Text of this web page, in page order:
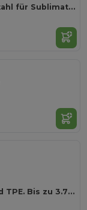
Sportflasche aus Edelstahl für Sublimation
Yogamatte aus Kork und TPE. Bis zu 3.7 mm